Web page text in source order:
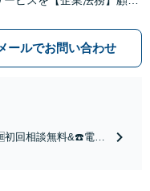
相談回数無制限を叶えた企
ラン
ールでお問い合わせ
初回相談無料&☎️電話